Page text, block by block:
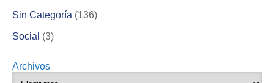
Sin Categoría (136)
Social (3)
Archivos